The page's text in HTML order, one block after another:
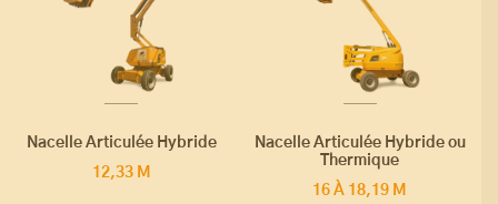
Nacelle Articulée Hybride
12,33 M
Nacelle Articulée Hybride ou
Thermique
16 À 18,19 M